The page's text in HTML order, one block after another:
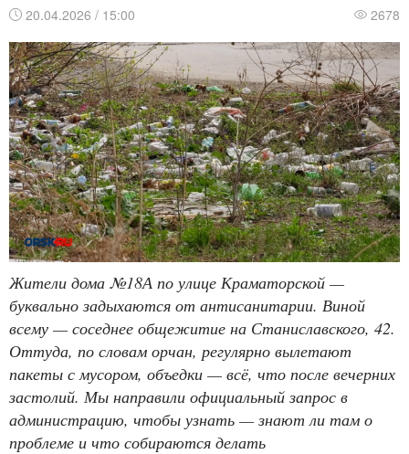
20.04.2026 / 15:00 2678
Жители дома №18А по улице Краматорской —
буквально задыхаются от антисанитарии. Виной
всему — соседнее общежитие на Станиславского, 42.
Оттуда, по словам орчан, регулярно вылетают
пакеты с мусором, объедки — всё, что после вечерних
застолий. Мы направили официальный запрос в
администрацию, чтобы узнать — знают ли там о
проблеме и что собираются делать